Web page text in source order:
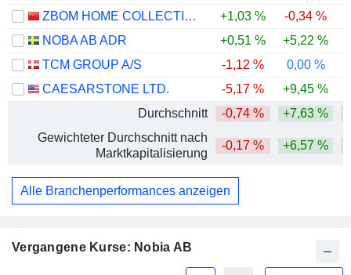
ZBOM HOME COLLECTION CO.,LTD
+1,03 % -0,34 %
NOBA AB ADR
+0,51 % +5,22 %
TCM GROUP A/S
-1,12 % 0,00 %
CAESARSTONE LTD.
-5,17 % +9,45 %
Durchschnitt
-0,74 % +7,63 %
Gewichteter Durchschnitt nach
Marktkapitalisierung
-0,17 % +6,57 %
Alle Branchenperformances anzeigen
Vergangene Kurse: Nobia AB